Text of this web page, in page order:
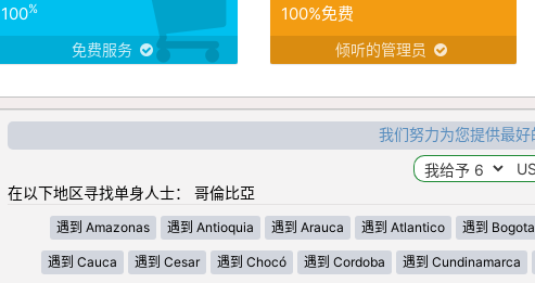
100%
免费服务
100%免费
倾听的管理员
我们努力为您提供最好
在以下地区寻找单身人士： 哥倫比亞
遇到 Amazonas 遇到 Antioquia 遇到 Arauca 遇到 Atlantico 遇到 Bogota
遇到 Cauca 遇到 Cesar 遇到 Chocó 遇到 Cordoba 遇到 Cundinamarca